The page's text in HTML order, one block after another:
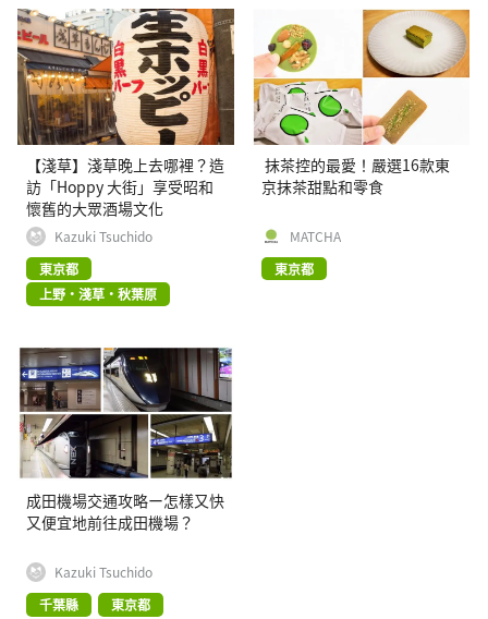
【淺草】淺草晚上去哪裡？造
訪「Hoppy 大街」享受昭和
懷舊的大眾酒場文化
Kazuki Tsuchido
東京都
上野・淺草・秋葉原
抹茶控的最愛！嚴選16款東
京抹茶甜點和零食
MATCHA
東京都
成田機場交通攻略ー怎樣又快
又便宜地前往成田機場？
Kazuki Tsuchido
千葉縣
東京都